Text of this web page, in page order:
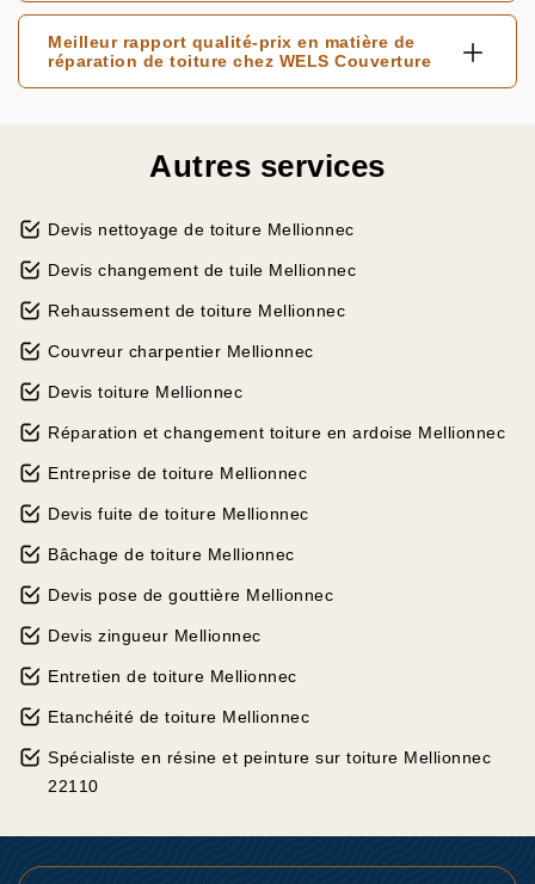
Meilleur rapport qualité-prix en matière de
réparation de toiture chez WELS Couverture
Autres services
Devis nettoyage de toiture Mellionnec
Devis changement de tuile Mellionnec
Rehaussement de toiture Mellionnec
Couvreur charpentier Mellionnec
Devis toiture Mellionnec
Réparation et changement toiture en ardoise Mellionnec
Entreprise de toiture Mellionnec
Devis fuite de toiture Mellionnec
Bâchage de toiture Mellionnec
Devis pose de gouttière Mellionnec
Devis zingueur Mellionnec
Entretien de toiture Mellionnec
Etanchéité de toiture Mellionnec
Spécialiste en résine et peinture sur toiture Mellionnec
22110